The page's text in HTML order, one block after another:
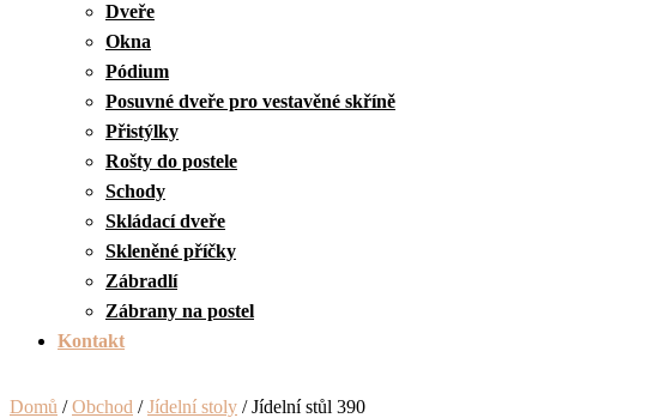
Dveře
Okna
Pódium
Posuvné dveře pro vestavěné skříně
Přistýlky
Rošty do postele
Schody
Skládací dveře
Skleněné příčky
Zábradlí
Zábrany na postel
Kontakt
Domů /Obchod /Jídelní stoly / Jídelní stůl 390